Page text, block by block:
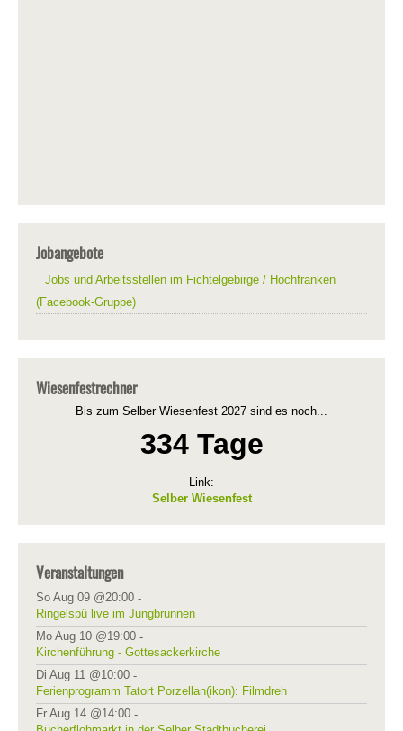
Jobangebote
Jobs und Arbeitsstellen im Fichtelgebirge / Hochfranken
(Facebook-Gruppe)
Wiesenfestrechner
Bis zum Selber Wiesenfest 2027 sind es noch...
334 Tage
Link:
Selber Wiesenfest
Veranstaltungen
So Aug 09 @20:00 -
Ringelspü live im Jungbrunnen
Mo Aug 10 @19:00 -
Kirchenführung - Gottesackerkirche
Di Aug 11 @10:00 -
Ferienprogramm Tatort Porzellan(ikon): Filmdreh
Fr Aug 14 @14:00 -